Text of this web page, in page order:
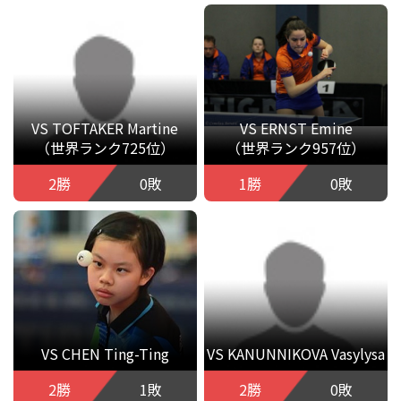
VS TOFTAKER Martine
（世界ランク725位）
2勝
0敗
VS ERNST Emine
（世界ランク957位）
1勝
0敗
VS CHEN Ting-Ting
2勝
1敗
VS KANUNNIKOVA Vasylysa
2勝
0敗